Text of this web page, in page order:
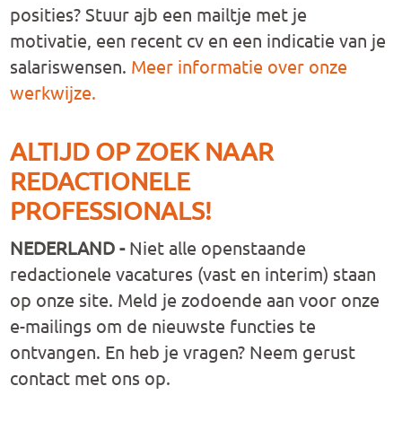
posities? Stuur ajb een mailtje met je
motivatie, een recent cv en een indicatie van je
salariswensen. Meer informatie over onze
werkwijze.
ALTIJD OP ZOEK NAAR
REDACTIONELE
PROFESSIONALS!
NEDERLAND - Niet alle openstaande
redactionele vacatures (vast en interim) staan
op onze site. Meld je zodoende aan voor onze
e-mailings om de nieuwste functies te
ontvangen. En heb je vragen? Neem gerust
contact met ons op.